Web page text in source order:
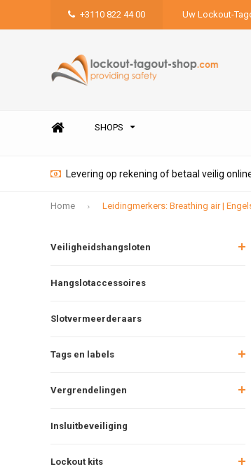
+3110 822 44 00 Uw Lockout-
SHOPS
Levering op rekening of betaal veilig
Home Leidingmerkers: Breathing air |
Veiligheidshangsloten
Hangslotaccessoires
Slotvermeerderaars
Tags en labels
Vergrendelingen
Insluitbeveiliging
Lockout kits